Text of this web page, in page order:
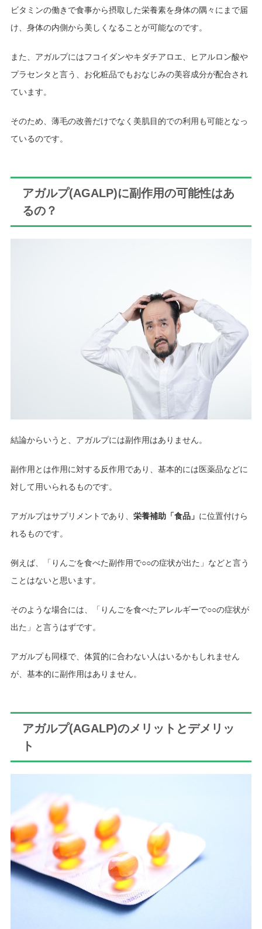
ビタミンの働きで食事から摂取した栄養素を身体の隅々にまで届
け、身体の内側から美しくなることが可能なのです。
また、アガルプにはフコイダンやキダチアロエ、ヒアルロン酸や
プラセンタと言う、お化粧品でもおなじみの美容成分が配合され
ています。
そのため、薄毛の改善だけでなく美肌目的での利用も可能となっ
ているのです。
アガルプ(AGALP)に副作用の可能性はあ
るの？
結論からいうと、アガルプには副作用はありません。
副作用とは作用に対する反作用であり、基本的には医薬品などに
対して用いられるものです。
アガルプはサプリメントであり、 栄養補助「食品」 に位置付けら
れるものです。
例えば、「りんごを食べた副作用で○○の症状が出た」などと言う
ことはないと思います。
そのような場合には、「りんごを食べたアレルギーで○○の症状が
出た」と言うはずです。
アガルプも同様で、体質的に合わない人はいるかもしれません
が、基本的に副作用はありません。
アガルプ(AGALP)のメリットとデメリッ
ト